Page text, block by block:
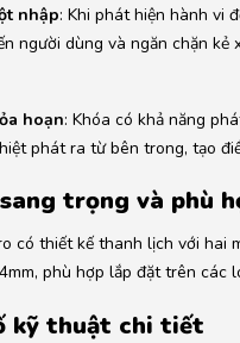
nhập: Khi phát hiện hành vi
người dùng và ngăn chặn kẻ
hoạn: Khóa có khả năng
phát ra từ bên trong, tạo
trọng và phù
có thiết kế thanh lịch với hai
phù hợp lắp đặt trên
kỹ thuật chi tiết